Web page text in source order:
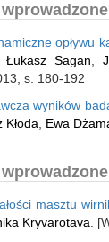
opływu
Łukasz Sagan ,
s. 180-192
wyników
Kłoda Ewa
masztu
Kryvarotava .